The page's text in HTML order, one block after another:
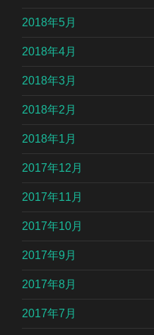
2018年5月
2018年4月
2018年3月
2018年2月
2018年1月
2017年12月
2017年11月
2017年10月
2017年9月
2017年8月
2017年7月